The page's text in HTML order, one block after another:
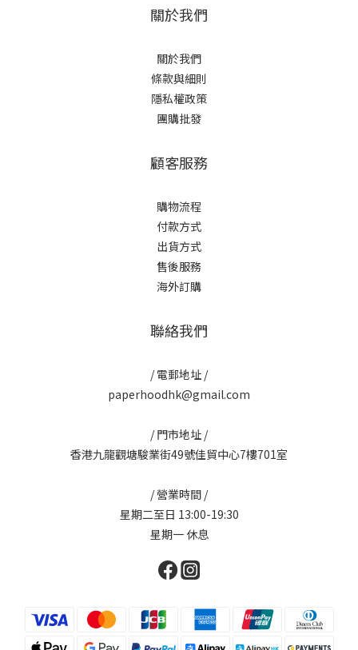
關於我們
關於我們
條款與細則
隱私權政策
團購批發
顧客服務
購物流程
付款方式
出貨方式
售後服務
海外訂購
聯絡我們
/ 電郵地址 /
paperhoodhk@gmail.com
/ 門市地址 /
香港九龍觀塘駿業街49號佳貿中心7樓701室
/ 營業時間 /
星期二至日 13:00-19:30
星期一 休息